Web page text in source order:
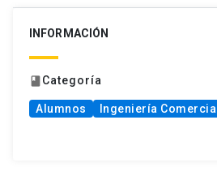
INFORMACIÓN
book Categoría
Alumnos Ingeniería Comercial